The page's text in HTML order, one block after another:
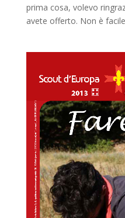
prima cosa, volevo
avete offerto. Non è